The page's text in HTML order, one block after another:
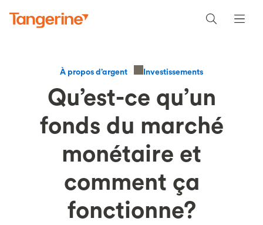
À propos d’argent Investissements
Qu’est-ce qu’un
fonds du marché
monétaire et
comment ça
fonctionne?